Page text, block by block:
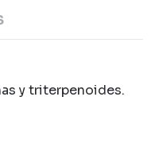
y triterpenoides.